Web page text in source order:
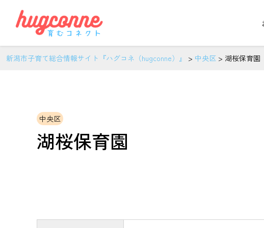
新潟市子育て総合情報サイト『ハグコネ（hugconne）』 > 中央区 > 湖桜保育園
中央区
湖桜保育園